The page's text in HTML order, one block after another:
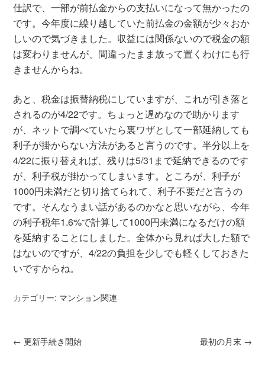
仕訳で、一部が前払金からの支払いになって無かったの
です。今年度に繰り越していた前払金の金額が少々おか
しいので気づきました。収益には関係ないので税金の額
は変わりませんが、間違ったまま放って置くわけにも行
きませんからね。
あと、税金は振替納税にしていますが、これが引き落と
されるのが4/22です。ちょっと遅めなので助かります
が、ネットで調べていたら裏ワザとして一部延納しても
利子が掛からない方法があると言うのです。半分以上を
4/22に振り替えれば、残りは5/31まで延納できるのです
が、利子税が掛かってしまいます。ところが、利子が
1000円未満だと切り捨てられて、利子不要だと言うの
です。そんなうまい話があるのかなと思いながら、今年
の利子税年1.6%で計算して1000円未満になるだけの額
を延納することにしました。全体から見れば大した額で
はないのですが、4/22の負担を少しでも軽くしておきた
いですからね。
カテゴリー: マンション関連
← 更新手続き開始 最初の月末 →